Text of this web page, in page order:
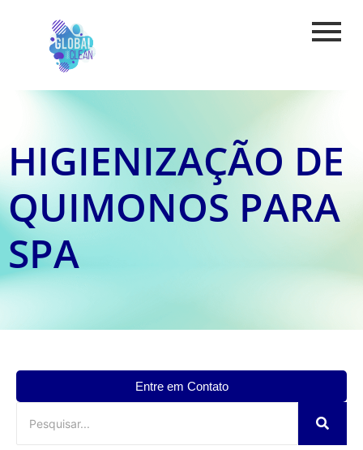
HIGIENIZAÇÃO DE
QUIMONOS PARA
SPA
Entre em Contato